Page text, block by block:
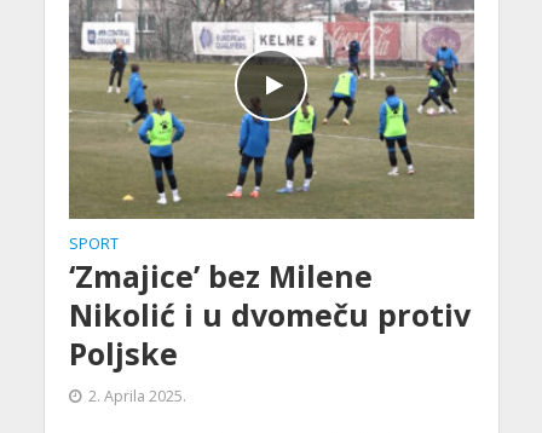
SPORT
‘Zmajice’ bez Milene
Nikolić i u dvomeču protiv
Poljske
2. Aprila 2025.